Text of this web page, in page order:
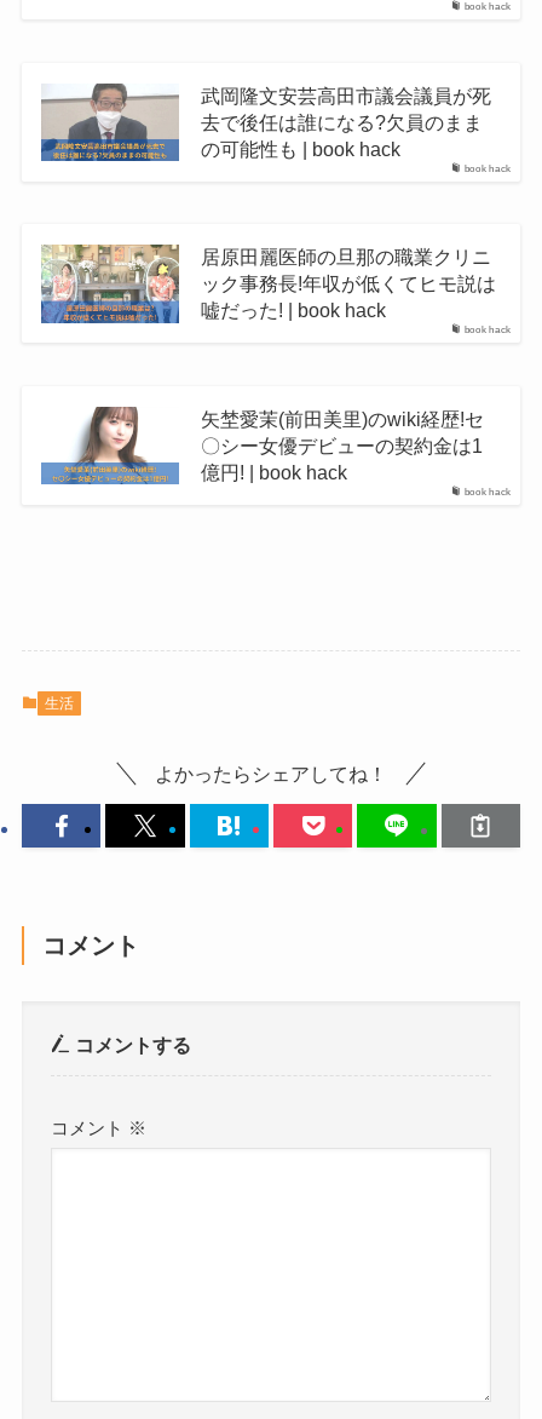
book hack
book hack
武岡隆文安芸高田市議会議員が死
去で後任は誰になる?欠員のまま
の可能性も | book hack
book hack
居原田麗医師の旦那の職業クリニ
ック事務長!年収が低くてヒモ説は
嘘だった! | book hack
book hack
矢埜愛茉(前田美里)のwiki経歴!セ
〇シー女優デビューの契約金は1
億円! | book hack
生活
よかったらシェアしてね！
コメント
コメントする
コメント ※